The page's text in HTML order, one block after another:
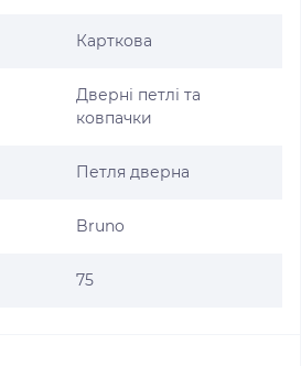
Карткова
Дверні петлі та
ковпачки
Петля дверна
Bruno
75